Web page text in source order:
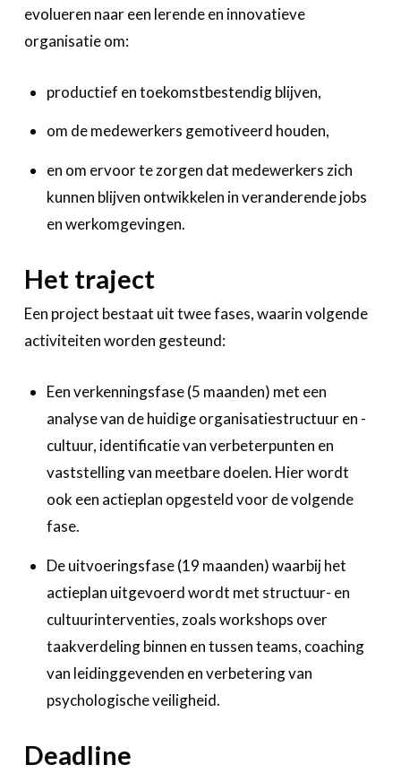
evolueren naar een lerende en innovatieve
organisatie om:
productief en toekomstbestendig blijven,
om de medewerkers gemotiveerd houden,
en om ervoor te zorgen dat medewerkers zich
kunnen blijven ontwikkelen in veranderende jobs
en werkomgevingen.
Het traject
Een project bestaat uit twee fases, waarin volgende
activiteiten worden gesteund:
Een verkenningsfase (5 maanden) met een
analyse van de huidige organisatiestructuur en -
cultuur, identificatie van verbeterpunten en
vaststelling van meetbare doelen. Hier wordt
ook een actieplan opgesteld voor de volgende
fase.
De uitvoeringsfase (19 maanden) waarbij het
actieplan uitgevoerd wordt met structuur- en
cultuurinterventies, zoals workshops over
taakverdeling binnen en tussen teams, coaching
van leidinggevenden en verbetering van
psychologische veiligheid.
Deadline